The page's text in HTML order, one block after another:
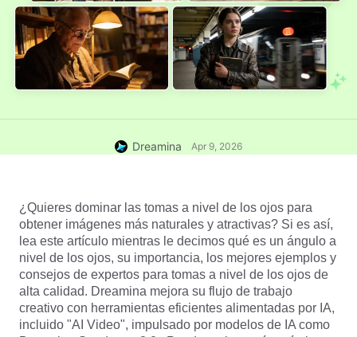
Dreamina Apr 9, 2026
¿Quieres dominar las tomas a nivel de los ojos para
obtener imágenes más naturales y atractivas? Si es así,
lea este artículo mientras le decimos qué es un ángulo a
nivel de los ojos, su importancia, los mejores ejemplos y
consejos de expertos para tomas a nivel de los ojos de
alta calidad. Dreamina mejora su flujo de trabajo
creativo con herramientas eficientes alimentadas por IA,